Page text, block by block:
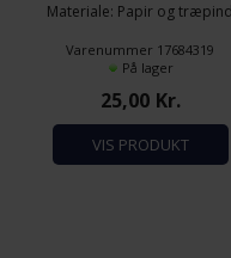
Materiale: Papir og træpind
Varenummer 17684319
På lager
25,00 Kr.
VIS PRODUKT